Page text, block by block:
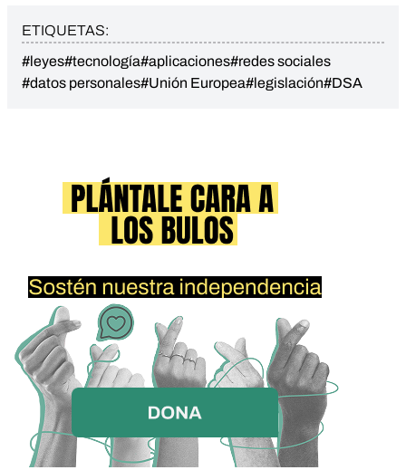
ETIQUETAS:
#leyes#tecnología#aplicaciones#redes sociales
#datos personales#Unión Europea#legislación#DSA